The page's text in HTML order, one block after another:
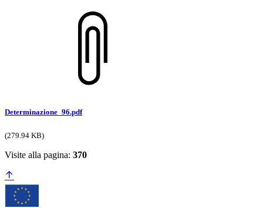
Determinazione_96.pdf
(279.94 KB)
Visite alla pagina: 370